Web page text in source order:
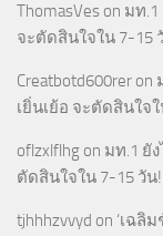
ThomasVes on มท.1
จะตัดสินใจใน 7-15
Creatbotd600rer on
เยิ่นเย้อ จะตัดสินใจ
oflzxlflhg on มท.1 ยั
ตัดสินใจใน 7-15 วัน!
tjhhhzvvyd on ‘เฉลิ